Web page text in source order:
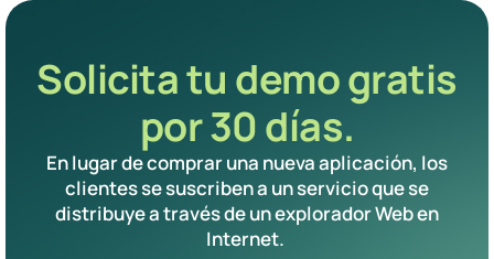
Solicita tu demo gratis
por 30 días.
En lugar de comprar una nueva aplicación, los
clientes se suscriben a un servicio que se
distribuye a través de un explorador Web en
Internet.